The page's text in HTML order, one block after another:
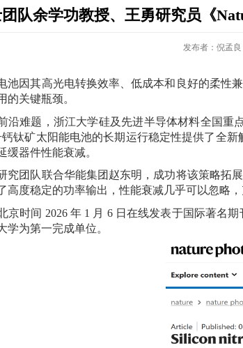
队余学功教授、王勇研究员《
发布者：倪孟良
池因其高光电转换效率、低成本和良好的柔性
的关键瓶颈。
沿难题，浙江大学硅及先进半导体材料全国
钛矿太阳能电池的长期运行稳定性提供了全
缓器件性能衰减。
究团队联合华能集团赵东明，成功将该策略拓
高度稳定的功率输出，性能衰减几乎可以忽略
京时间 2026 年 1 月 6 日在线发表于国际著名期
学为第一完成单位。